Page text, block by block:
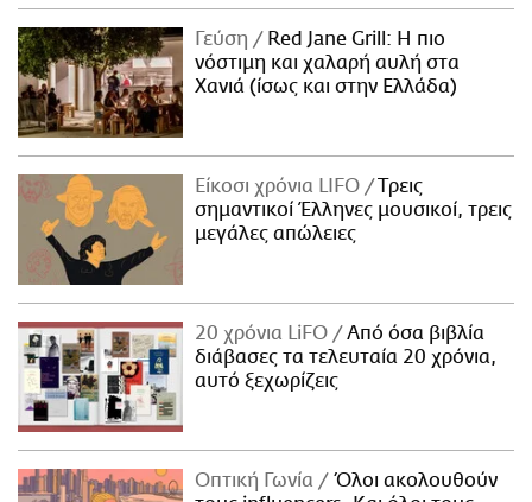
NEWSLETTER
ΜΙΚΡΟΠΡΑΓΜΑΤΑ
THE GOOD LIFO
LIFOLAND
CITY GUIDE
ΑΜΠΑ
PRINT
Γεύση
Red Jane Grill: Η πιο
νόστιμη και χαλαρή αυλή στα
Χανιά (ίσως και στην Ελλάδα)
Είκοσι χρόνια LIFO
Tρεις
σημαντικοί Έλληνες μουσικοί, τρεις
μεγάλες απώλειες
20 χρόνια LiFO
Από όσα βιβλία
διάβασες τα τελευταία 20 χρόνια,
αυτό ξεχωρίζεις
Οπτική Γωνία
Όλοι ακολουθούν